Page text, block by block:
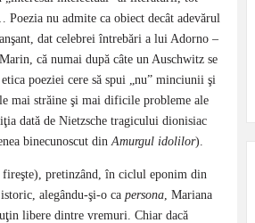
nu admite ca obiect decât adevărul
dat celebrei întrebări a lui Adorno –
că numai după câte un Auschwitz se
poeziei cere să spui „nu” minciunii şi
mai străine şi mai dificile probleme ale
dată de Nietzsche tragicului dionisiac
binecunoscut dinAmurgul idolilor).
fireşte), pretinzând, în ciclul eponim din
alegându-şi-o ca persona, Mariana
libere dintre vremuri. Chiar dacă